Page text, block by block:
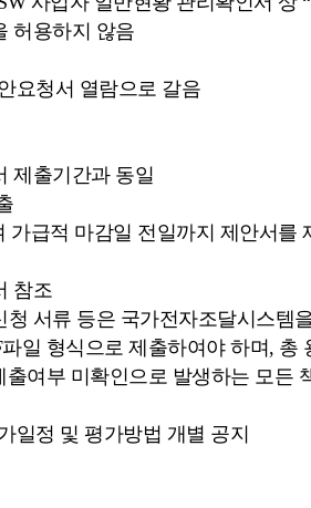
허용하지 않음
요청서 열람으로 갈음
제출기간과 동일
가급적 마감일 전일까지 제안서
참조
청 서류 등은 국가전자조달시스템
일 형식으로 제출하여야 하며, 총
출여부 미확인으로 발생하는 모든
일정 및 평가방법 개별 공지